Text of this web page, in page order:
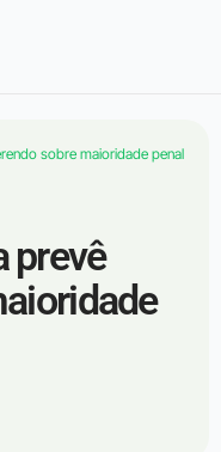
sobre maioridade penal
prevê